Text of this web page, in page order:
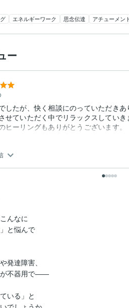
エネルギーワーク 思念伝達 アチューメン
ー
したが、快く相談にのっていただきあ
せていただく中でリラックスしていき
ヒーリングもありがとうございます。
んなに
と悩んで
発達障害、
が不器用で――
いる」と